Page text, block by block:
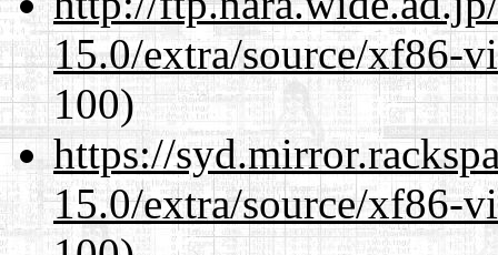
15.0/extra/source/xf86-
100)
https://
15.0/extra/source/xf86-